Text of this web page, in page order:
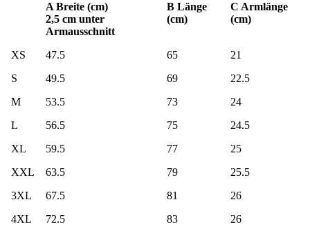
A Breite (cm)
2,5 cm unter
Armausschnitt
B Länge
(cm)
C Armlänge
(cm)
XS 47.5 65
21
S
49.5 69
22.5
M
53.5 73
24
L
56.5 75
24.5
XL
59.5 77
25
XXL
63.5 79
25.5
3XL
67.5 81
26
4XL
72.5 83
26